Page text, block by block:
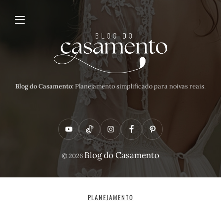
Blog do Casamento:Planejamento simplificado para noivas reais.
Y
o
t
T
i
t
o
I
n
t
a
F
a
e
b
P
i
t
© 2026 Blog do Casamento
PLANEJAMENTO